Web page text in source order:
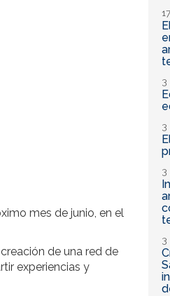
mes de junio, en el
de una red de
experiencias y
3
3
3
3